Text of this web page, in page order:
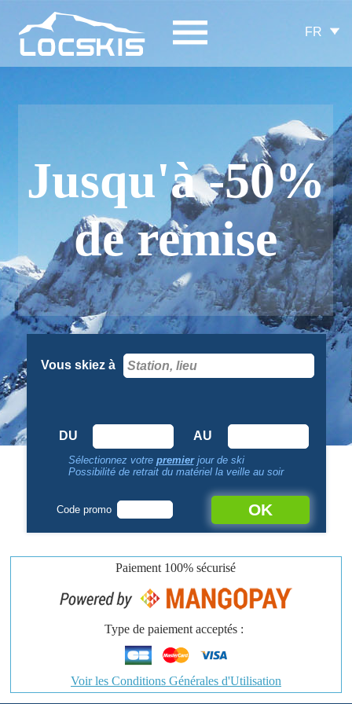
FR
Jusqu'à -50%
de remise
Vous skiez à
DU AU
Code promo OK
Sélectionnez votre premierjour de ski
Possibilité de retrait du matériel la veille au soir
Paiement 100% sécurisé
Type de paiement acceptés :
Voir les Conditions Générales d'Utilisation